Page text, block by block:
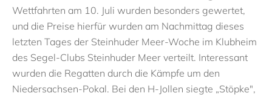
Wettfahrten am 10. Juli wurden besonders gewertet,
und die Preise hierfür wurden am Nachmittag dieses
letzten Tages der Steinhuder Meer-Woche im Klubheim
des Segel-Clubs Steinhuder Meer verteilt. Interessant
wurden die Regatten durch die Kämpfe um den
Niedersachsen-Pokal. Bei den H-Jollen siegte „Stöpke",